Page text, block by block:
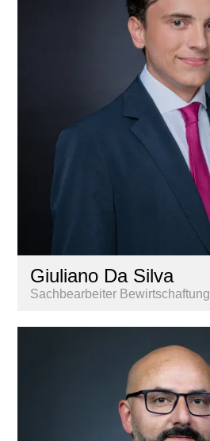
Giuliano Da Silva
Sachbearbeiter Bewirtschaftung